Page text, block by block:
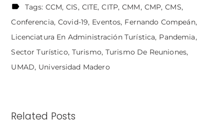
Tags: CCM CIS CITE CITP CMM CMP CMS
Conferencia Covid-19 Eventos Fernando Compeán
Licenciatura En Administración Turística
Pandemia
Sector Turístico Turismo Turismo De Reuniones
UMAD
Universidad Madero
Related Posts